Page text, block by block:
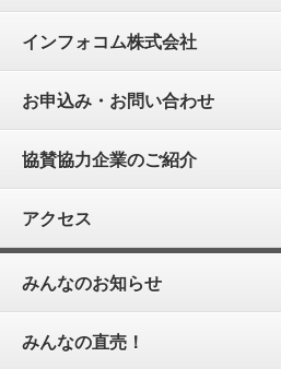
インフォコム株式会社
お申込み・お問い合わせ
協賛協力企業のご紹介
アクセス
みんなのお知らせ
みんなの直売！